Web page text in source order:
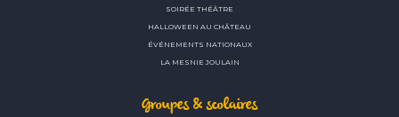
SOIRÉE THÉÂTRE
HALLOWEEN AU CHÂTEAU
ÉVÉNEMENTS NATIONAUX
LA MESNIE JOULAIN
Groupes & scolaires